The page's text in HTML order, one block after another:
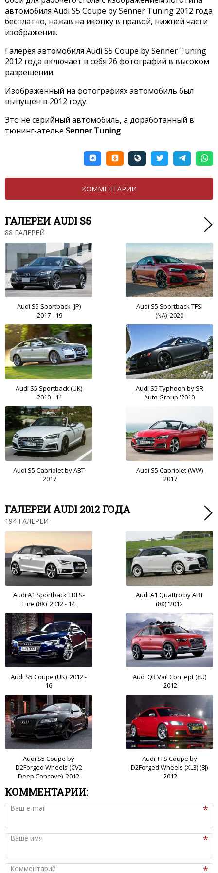
автомобиля Audi S5 Coupe by Senner Tuning 2012 года
бесплатно, нажав на иконку в правой, нижней части
изображения.
Галерея автомобиля Audi S5 Coupe by Senner Tuning
2012 года включает в себя 26 фотографий в высоком
разрешении.
Изображенный на фотографиях автомобиль был
выпущен в 2012 году.
Это не серийный автомобиль, а доработанный в
тюнинг-ателье Senner Tuning
КОММЕНТАРИИ
ГАЛЕРЕИ AUDI S5
88 ГАЛЕРЕЙ
Audi S5 Sportback (JP)
'2017 - 19
Audi S5 Sportback TFSI
(NA) '2020
Audi S5 Sportback (UK)
'2010 - 11
Audi S5 Typhoon by SR
Auto Group '2010
Audi S5 Cabriolet by ABT
'2017
Audi S5 Cabriolet (WW)
'2017
ГАЛЕРЕИ AUDI 2012 ГОДА
194 ГАЛЕРЕИ
Audi A1 Sportback TDI S-
Line (8X) '2012 - 14
Audi A1 Quattro by ABT
(8X) '2012
Audi S5 Coupe (UK) '2012 -
16
Audi Q3 Vail Concept (8U)
'2012
Audi S5 Coupe by
D2Forged Wheels (CV2
Deep Concave) '2012
Audi TTS Coupe by
D2Forged Wheels (XL3) (8J)
'2012
КОММЕНТАРИИ:
Ваш e-mail
Ваше имя
Комментарий